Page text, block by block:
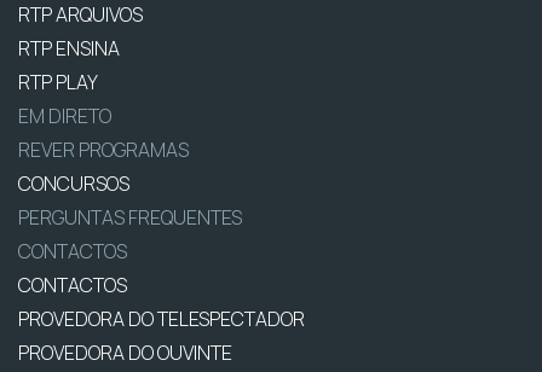
RTP ARQUIVOS
RTP ENSINA
RTP PLAY
EM DIRETO
REVER PROGRAMAS
CONCURSOS
PERGUNTAS FREQUENTES
CONTACTOS
CONTACTOS
PROVEDORA DO TELESPECTADOR
PROVEDORA DO OUVINTE